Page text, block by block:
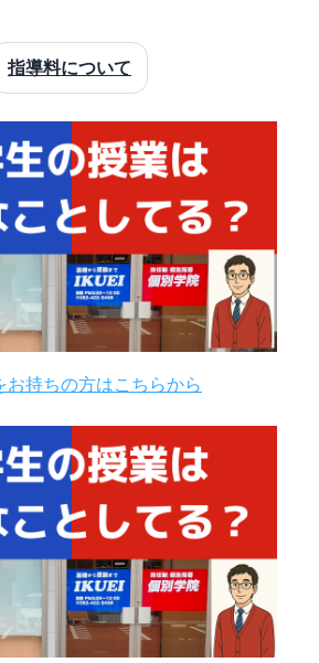
指導料について
お持ちの方はこちらから